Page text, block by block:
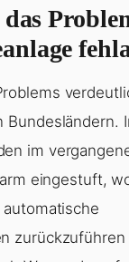
Bundesländern.
im
eingestuft,